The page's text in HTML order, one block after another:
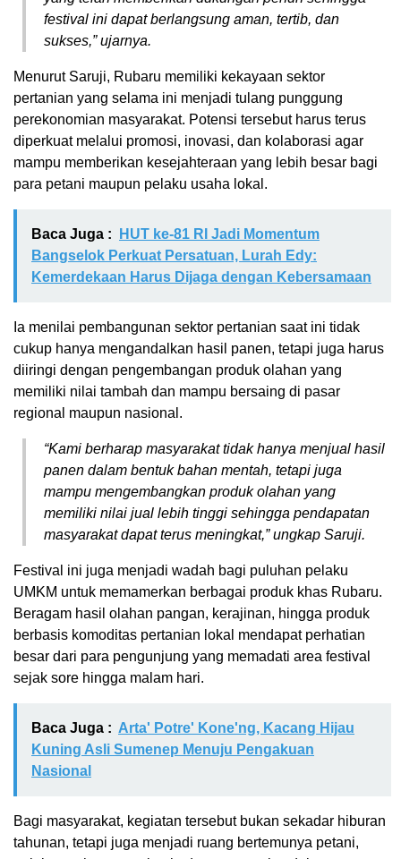
festival ini dapat berlangsung aman, tertib, dan
sukses,” ujarnya.
Menurut Saruji, Rubaru memiliki kekayaan sektor
pertanian yang selama ini menjadi tulang punggung
perekonomian masyarakat. Potensi tersebut harus terus
diperkuat melalui promosi, inovasi, dan kolaborasi agar
mampu memberikan kesejahteraan yang lebih besar bagi
para petani maupun pelaku usaha lokal.
Baca Juga :
HUT ke-81 RI Jadi Momentum
Bangselok Perkuat Persatuan, Lurah Edy:
Kemerdekaan Harus Dijaga dengan Kebersamaan
Ia menilai pembangunan sektor pertanian saat ini tidak
cukup hanya mengandalkan hasil panen, tetapi juga harus
diiringi dengan pengembangan produk olahan yang
memiliki nilai tambah dan mampu bersaing di pasar
regional maupun nasional.
“Kami berharap masyarakat tidak hanya menjual hasil
panen dalam bentuk bahan mentah, tetapi juga
mampu mengembangkan produk olahan yang
memiliki nilai jual lebih tinggi sehingga pendapatan
masyarakat dapat terus meningkat,” ungkap Saruji.
Festival ini juga menjadi wadah bagi puluhan pelaku
UMKM untuk memamerkan berbagai produk khas Rubaru.
Beragam hasil olahan pangan, kerajinan, hingga produk
berbasis komoditas pertanian lokal mendapat perhatian
besar dari para pengunjung yang memadati area festival
sejak sore hingga malam hari.
Baca Juga : Arta' Potre' Kone'ng, Kacang Hijau
Kuning Asli Sumenep Menuju Pengakuan
Nasional
Bagi masyarakat, kegiatan tersebut bukan sekadar hiburan
tahunan, tetapi juga menjadi ruang bertemunya petani,